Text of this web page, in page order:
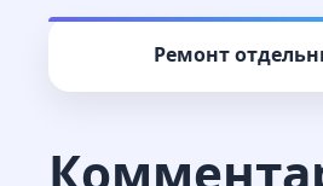
Ремонт